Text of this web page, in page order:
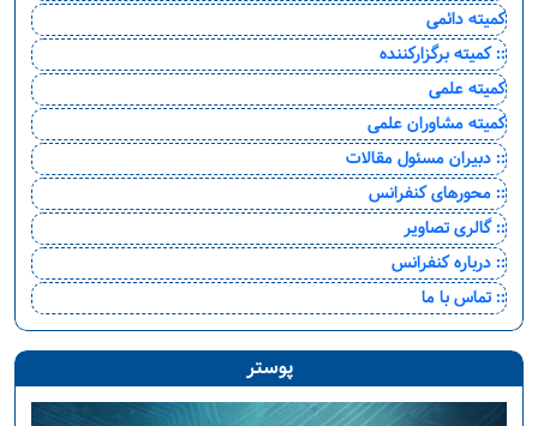
کمیته دائمی
:: کمیته برگزارکننده
کمیته علمی
کمیته مشاوران علمی
:: دبیران مسئول مقالات
:: محورهای کنفرانس
:: گالری تصاویر
:: درباره کنفرانس
:: تماس با ما
پوستر